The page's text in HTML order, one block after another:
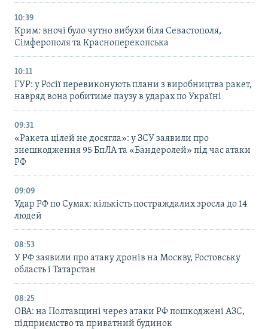
10:39
Крим: вночі було чутно вибухи біля Севастополя,
Сімферополя та Красноперекопська
10:11
ГУР: у Росії перевиконують плани з виробництва ракет,
навряд вона робитиме паузу в ударах по Україні
09:31
«Ракета цілей не досягла»: у ЗСУ заявили про
знешкодження 95 БпЛА та «Бандеролей» під час атаки
РФ
09:09
Удар РФ по Сумах: кількість постраждалих зросла до 14
людей
08:53
У РФ заявили про атаку дронів на Москву, Ростовську
область і Татарстан
08:25
ОВА: на Полтавщині через атаки РФ пошкоджені АЗС,
підприємство та приватний будинок